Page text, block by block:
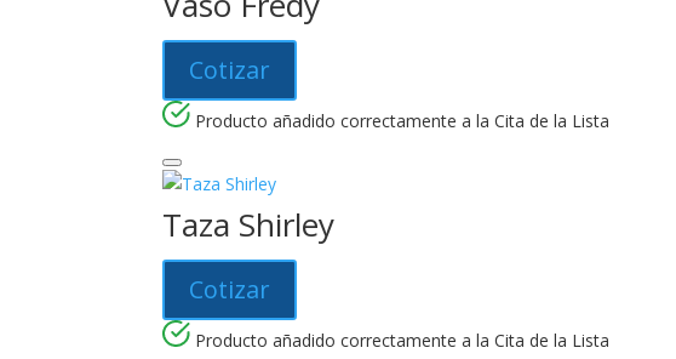
Cotizar
Producto añadido correctamente a la Cita de la Lista
Taza Shirley
Cotizar
Producto añadido correctamente a la Cita de la Lista